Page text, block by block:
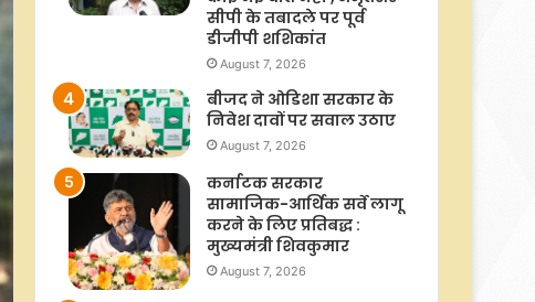
सीपी के तबादले पर पूर्व
डीजीपी शशिकांत
August 7, 2026
बीजद ने ओडिशा सरकार के
निवेश दावों पर सवाल उठाए
August 7, 2026
कर्नाटक सरकार
सामाजिक-आर्थिक सर्वे लागू
करने के लिए प्रतिबद्ध :
मुख्यमंत्री शिवकुमार
August 7, 2026